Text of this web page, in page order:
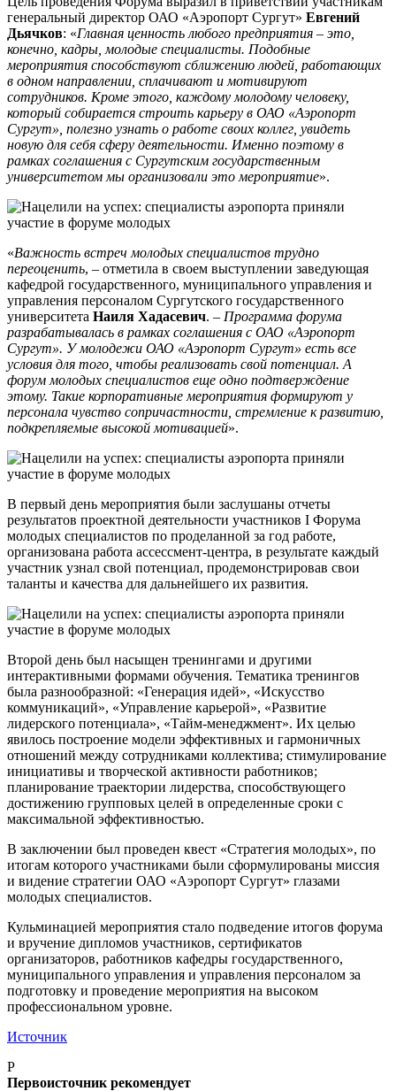
генеральный директор ОАО «Аэропорт Сургут» Евгений
Дьячков: «Главная ценность любого предприятия – это,
конечно, кадры, молодые специалисты. Подобные
мероприятия способствуют сближению людей, работающих
в одном направлении, сплачивают и мотивируют
сотрудников. Кроме этого, каждому молодому человеку,
который собирается строить карьеру в ОАО «Аэропорт
Сургут», полезно узнать о работе своих коллег, увидеть
новую для себя сферу деятельности. Именно поэтому в
рамках соглашения с Сургутским государственным
университетом мы организовали это мероприятие».
«Важность встреч молодых специалистов трудно
переоценить, – отметила в своем выступлении заведующая
кафедрой государственного, муниципального управления и
управления персоналом Сургутского государственного
университета Наиля Хадасевич. – Программа форума
разрабатывалась в рамках соглашения с ОАО «Аэропорт
Сургут». У молодежи ОАО «Аэропорт Сургут» есть все
условия для того, чтобы реализовать свой потенциал. А
форум молодых специалистов еще одно подтверждение
этому. Такие корпоративные мероприятия формируют у
персонала чувство сопричастности, стремление к развитию,
подкрепляемые высокой мотивацией».
В первый день мероприятия были заслушаны отчеты
результатов проектной деятельности участников I Форума
молодых специалистов по проделанной за год работе,
организована работа ассессмент-центра, в результате каждый
участник узнал свой потенциал, продемонстрировав свои
таланты и качества для дальнейшего их развития.
Второй день был насыщен тренингами и другими
интерактивными формами обучения. Тематика тренингов
была разнообразной: «Генерация идей», «Искусство
коммуникаций», «Управление карьерой», «Развитие
лидерского потенциала», «Тайм-менеджмент». Их целью
явилось построение модели эффективных и гармоничных
отношений между сотрудниками коллектива; стимулирование
инициативы и творческой активности работников;
планирование траектории лидерства, способствующего
достижению групповых целей в определенные сроки с
максимальной эффективностью.
В заключении был проведен квест «Стратегия молодых», по
итогам которого участниками были сформулированы миссия
и видение стратегии ОАО «Аэропорт Сургут» глазами
молодых специалистов.
Кульминацией мероприятия стало подведение итогов форума
и вручение дипломов участников, сертификатов
организаторов, работников кафедры государственного,
муниципального управления и управления персоналом за
подготовку и проведение мероприятия на высоком
профессиональном уровне.
Источник
P
Первоисточник рекомендует